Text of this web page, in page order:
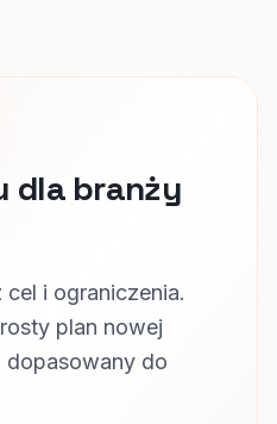
dla branży
i ograniczenia.
plan nowej
dopasowany do